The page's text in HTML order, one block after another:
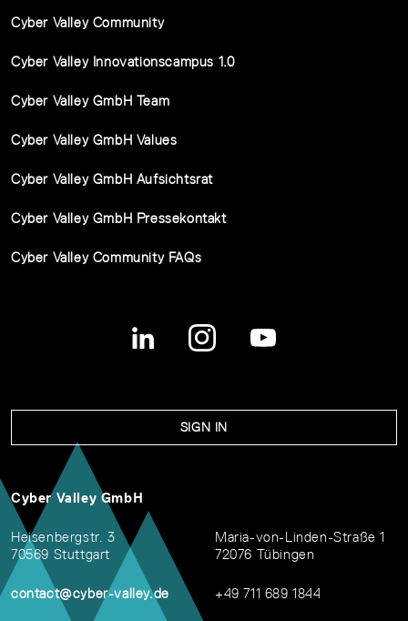
Cyber Valley Community
Cyber Valley Innovationscampus 1.0
Cyber Valley GmbH Team
Cyber Valley GmbH Values
Cyber Valley GmbH Aufsichtsrat
Cyber Valley GmbH Pressekontakt
Cyber Valley Community FAQs
SIGN IN
Cyber Valley GmbH
Heisenbergstr. 3
70569 Stuttgart
contact@cyber-valley.de
Maria-von-Linden-Straße 1
72076 Tübingen
+49 711 689 1844